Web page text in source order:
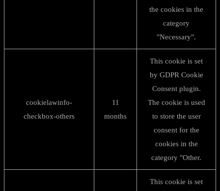
the cookies in the
category
"Necessary".
cookielawinfo-
checkbox-others
11
months
This cookie is set
by GDPR Cookie
Consent plugin.
The cookie is used
to store the user
consent for the
cookies in the
category "Other.
This cookie is set